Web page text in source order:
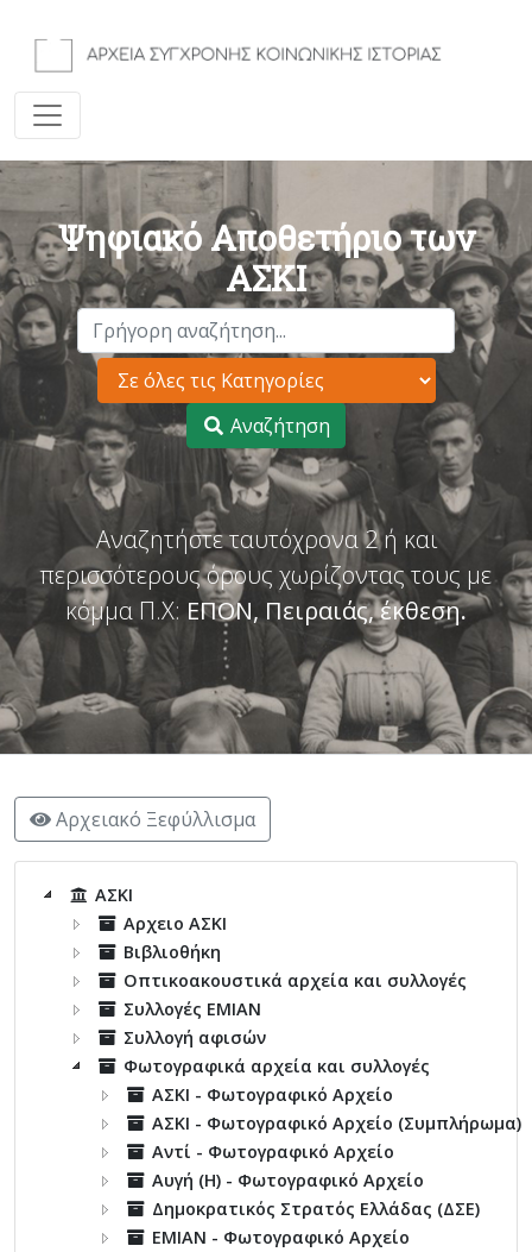
Ψηφιακό Αποθετήριο των
ΑΣΚΙ
Αναζήτηση
Αναζητήστε ταυτόχρονα 2 ή και
περισσότερους όρους χωρίζοντας τους με
κόμμα Π.Χ: ΕΠΟΝ, Πειραιάς, έκθεση.
Αρχειακό Ξεφύλλισμα
ΑΣΚΙ
Αρχειο ΑΣΚΙ
Βιβλιοθήκη
Οπτικοακουστικά αρχεία και συλλογές
Συλλογές ΕΜΙΑΝ
Συλλογή αφισών
Φωτογραφικά αρχεία και συλλογές
ΑΣΚΙ - Φωτογραφικό Αρχείο
ΑΣΚΙ - Φωτογραφικό Αρχείο (Συμπλήρωμα)
Αντί - Φωτογραφικό Αρχείο
Αυγή (Η) - Φωτογραφικό Αρχείο
Δημοκρατικός Στρατός Ελλάδας (ΔΣΕ)
ΕΜΙΑΝ - Φωτογραφικό Αρχείο